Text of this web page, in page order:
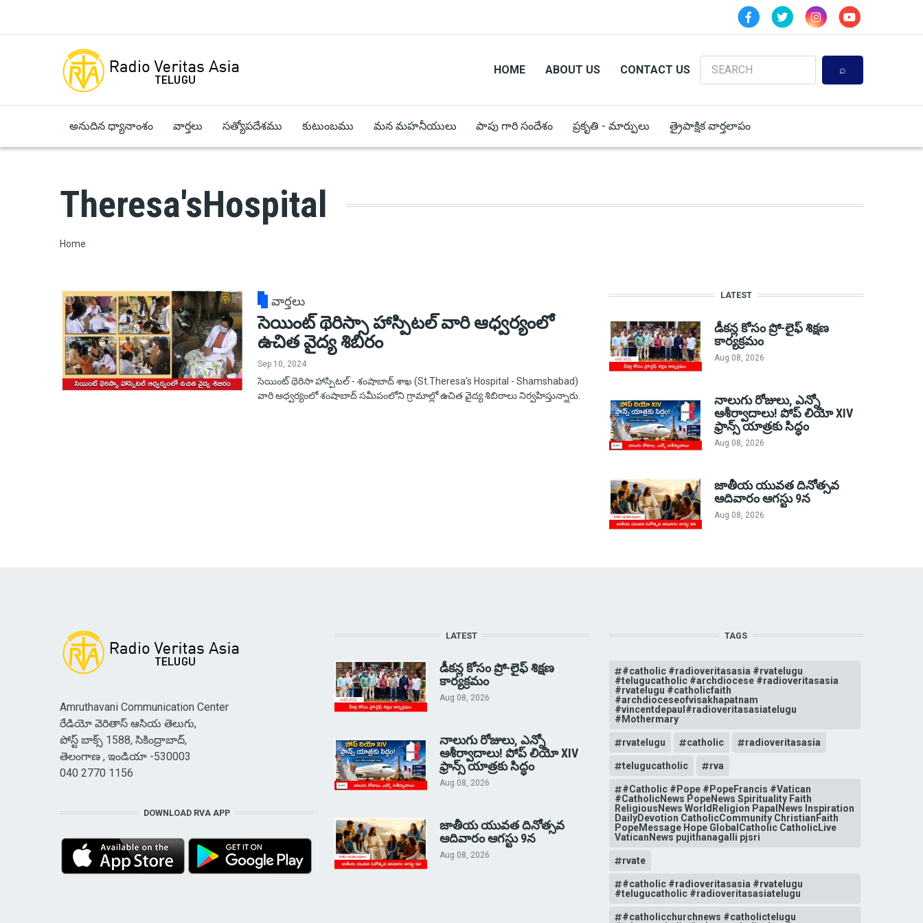
HOME ABOUT US CONTACT US
Search
అనుదిన ధ్యానాంశం వార్తలు సత్యోపదేశము కుటుంబము మన మహనీయులు పాపు గారి సందేశం ప్రకృతి - మార్పులు త్రైపాక్షిక వార్తలాపం
Theresa'sHospital
Breadcrumb
Home
వార్తలు
సెయింట్ థెరిస్సా హాస్పిటల్ వారి ఆధ్వర్యంలో
ఉచిత వైద్య శిబిరం
Sep 10, 2024
సెయింట్ థెరిసా హాస్పిటల్ - శంషాబాద్ శాఖ (St.Theresa's Hospital - Shamshabad)
వారి ఆధ్వర్యంలో శంషాబాద్ సమీపంలోని గ్రామాల్లో ఉచిత వైద్య శిబిరాలు నిర్వహిస్తున్నారు.
LATEST
డీకన్ల కోసం ప్రో-లైఫ్ శిక్షణ
కార్యక్రమం
Aug 08, 2026
నాలుగు రోజులు, ఎన్నో
ఆశీర్వాదాలు! పోప్ లియో XIV
ఫ్రాన్స్ యాత్రకు సిద్ధం
Aug 08, 2026
జాతీయ యువత దినోత్సవ
ఆదివారం ఆగస్టు 9న
Aug 08, 2026
Amruthavani Communication Center
రేడియో వెరితాస్ ఆసియ తెలుగు,
పోస్ట్ బాక్స్ 1588, సికింద్రాబాద్,
తెలంగాణ , ఇండియా -530003
040 2770 1156
DOWNLOAD RVA APP
LATEST
డీకన్ల కోసం ప్రో-లైఫ్ శిక్షణ
కార్యక్రమం
Aug 08, 2026
నాలుగు రోజులు, ఎన్నో
ఆశీర్వాదాలు! పోప్ లియో XIV
ఫ్రాన్స్ యాత్రకు సిద్ధం
Aug 08, 2026
జాతీయ యువత దినోత్సవ
ఆదివారం ఆగస్టు 9న
Aug 08, 2026
TAGS
#catholic #radioveritasasia #rvatelugu
#telugucatholic #archdiocese #radioveritasasia
#rvatelugu #catholicfaith
#archdioceseofvisakhapatnam
#vincentdepaul#radioveritasasiatelugu
#Mothermary
rvatelugu catholic radioveritasasia
telugucatholic rva
#Catholic #Pope #PopeFrancis #Vatican
#CatholicNews PopeNews Spirituality Faith
ReligiousNews WorldReligion PapalNews Inspiration
DailyDevotion CatholicCommunity ChristianFaith
PopeMessage Hope GlobalCatholic CatholicLive
VaticanNews pujithanagalli pjsri
rvate
#catholic #radioveritasasia #rvatelugu
#telugucatholic #radioveritasasiatelugu
#catholicchurchnews #catholictelugu